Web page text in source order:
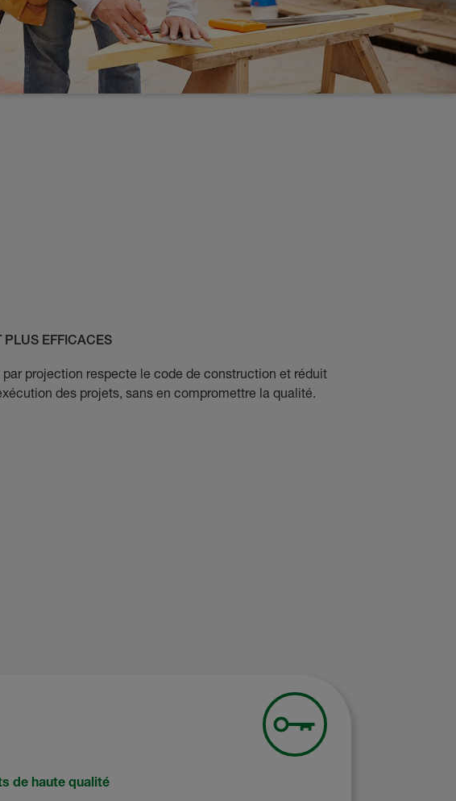
PLUS EFFICACES
projection respecte le code de construction et réduit
des projets, sans en compromettre la qualité.
de haute qualité